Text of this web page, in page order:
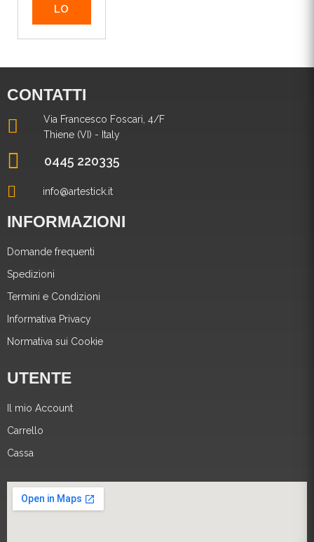
LO
CONTATTI
Via Francesco Foscari, 4/F
Thiene (VI) - Italy
0445 220335
info@artestick.it
INFORMAZIONI
Domande frequenti
Spedizioni
Termini e Condizioni
Informativa Privacy
Normativa sui Cookie
UTENTE
Il mio Account
Carrello
Cassa